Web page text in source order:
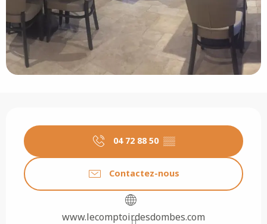
04 72 88 50 ▒▒
Contactez-nous
www.lecomptoirdesdombes.com